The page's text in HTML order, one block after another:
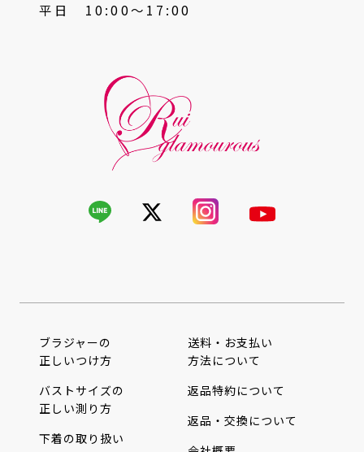
平日 10:00〜17:00
ブラジャーの
正しいつけ方
バストサイズの
正しい測り方
下着の取り扱い
送料・お支払い
方法について
返品特約について
返品・交換について